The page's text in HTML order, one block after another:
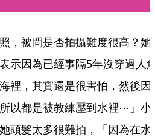
，被問是否拍攝難度很高？她
示因為已經事隔5年沒穿過人
裡，其實還是很害怕，然後因
以都是被教練壓到水裡⋯」小
頭髮太多很難拍，「因為在水